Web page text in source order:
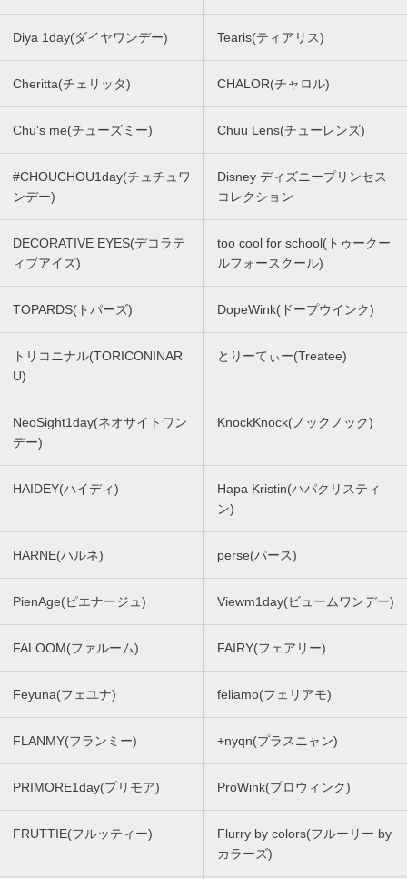
Diya 1day(ダイヤワンデー) Tearis(ティアリス)
Cheritta(チェリッタ) CHALOR(チャロル)
Chu's me(チューズミー) Chuu Lens(チューレンズ)
#CHOUCHOU1day(チュチュワ
ンデー)
Disney ディズニープリンセス
コレクション
DECORATIVE EYES(デコラテ
ィブアイズ)
too cool for school(トゥークー
ルフォースクール)
TOPARDS(トパーズ) DopeWink(ドープウインク)
トリコニナル(TORICONINAR
U)
とりーてぃー(Treatee)
NeoSight1day(ネオサイトワン
デー)
KnockKnock(ノックノック)
HAIDEY(ハイディ)
Hapa Kristin(ハパクリスティ
ン)
HARNE(ハルネ) perse(パース)
PienAge(ピエナージュ) Viewm1day(ビュームワンデー)
FALOOM(ファルーム) FAIRY(フェアリー)
Feyuna(フェユナ) feliamo(フェリアモ)
FLANMY(フランミー) +nyqn(プラスニャン)
PRIMORE1day(プリモア) ProWink(プロウィンク)
FRUTTIE(フルッティー)
Flurry by colors(フルーリー by
カラーズ)